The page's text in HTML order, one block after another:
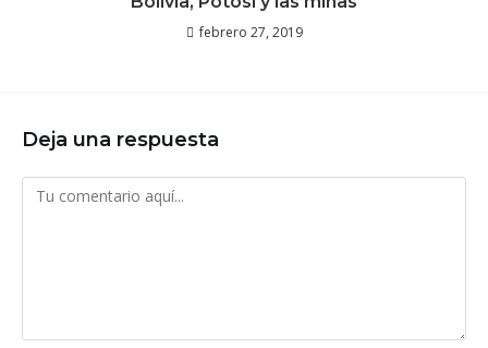
febrero 27, 2019
Deja una respuesta
Comentario